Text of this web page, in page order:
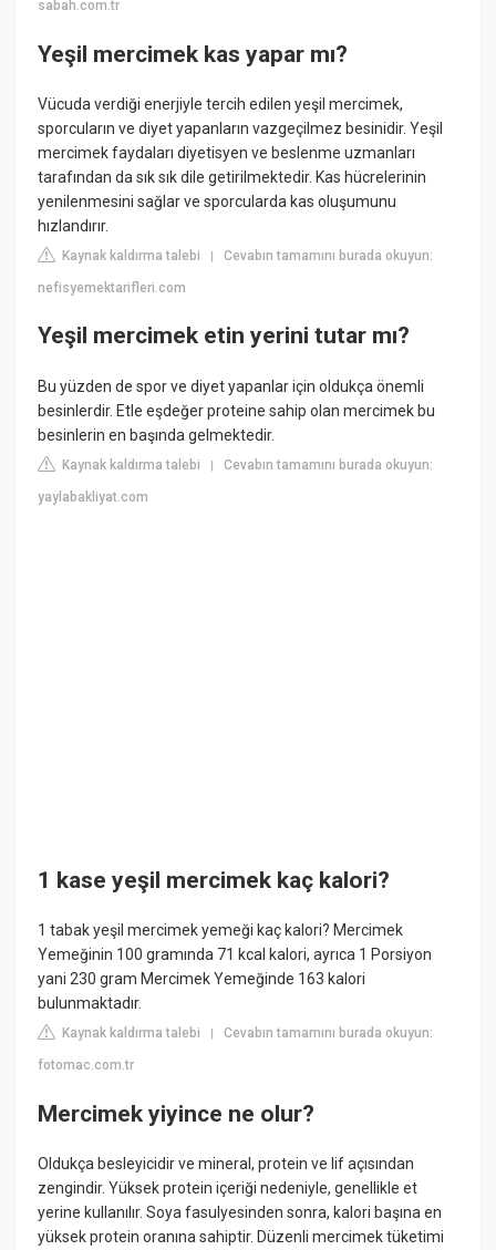
sabah.com.tr
Yeşil mercimek kas yapar mı?
Vücuda verdiği enerjiyle tercih edilen yeşil mercimek,
sporcuların ve diyet yapanların vazgeçilmez besinidir. Yeşil
mercimek faydaları diyetisyen ve beslenme uzmanları
tarafından da sık sık dile getirilmektedir. Kas hücrelerinin
yenilenmesini sağlar ve sporcularda kas oluşumunu
hızlandırır.
Kaynak kaldırma talebi |Cevabın tamamını burada okuyun:
nefisyemektarifleri.com
Yeşil mercimek etin yerini tutar mı?
Bu yüzden de spor ve diyet yapanlar için oldukça önemli
besinlerdir. Etle eşdeğer proteine sahip olan mercimek bu
besinlerin en başında gelmektedir.
Kaynak kaldırma talebi |Cevabın tamamını burada okuyun:
yaylabakliyat.com
1 kase yeşil mercimek kaç kalori?
1 tabak yeşil mercimek yemeği kaç kalori? Mercimek
Yemeğinin 100 gramında 71 kcal kalori, ayrıca 1 Porsiyon
yani 230 gram Mercimek Yemeğinde 163 kalori
bulunmaktadır.
Kaynak kaldırma talebi |Cevabın tamamını burada okuyun:
fotomac.com.tr
Mercimek yiyince ne olur?
Oldukça besleyicidir ve mineral, protein ve lif açısından
zengindir. Yüksek protein içeriği nedeniyle, genellikle et
yerine kullanılır. Soya fasulyesinden sonra, kalori başına en
yüksek protein oranına sahiptir. Düzenli mercimek tüketimi